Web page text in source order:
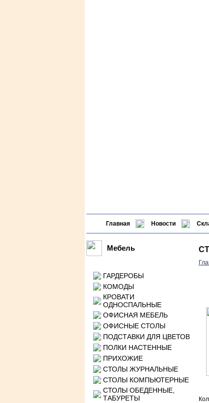
Главная Новости
Мебель
ГАРДЕРОБЫ
КОМОДЫ
КРОВАТИ
ОДНОСПАЛЬНЫЕ
ОФИСНАЯ МЕБЕЛЬ
ОФИСНЫЕ СТОЛЫ
ПОДСТАВКИ ДЛЯ ЦВЕТОВ
ПОЛКИ НАСТЕННЫЕ
ПРИХОЖИЕ
СТОЛЫ ЖУРНАЛЬНЫЕ
СТОЛЫ КОМПЬЮТЕРНЫЕ
СТОЛЫ ОБЕДЕННЫЕ,
ТАБУРЕТЫ